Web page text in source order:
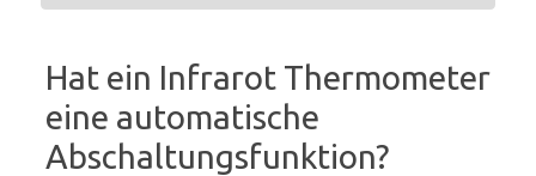
Hat ein Infrarot Thermometer
eine automatische
Abschaltungsfunktion?